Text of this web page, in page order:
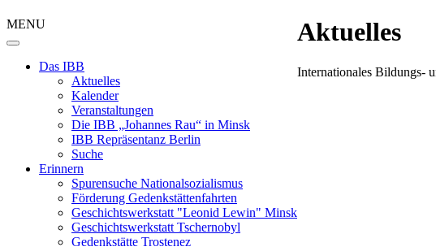
MENU
Das IBB
Aktuelles
Kalender
Veranstaltungen
Die IBB „Johannes Rau“ in Minsk
IBB Repräsentanz Berlin
Suche
Erinnern
Spurensuche Nationalsozialismus
Förderung Gedenkstättenfahrten
Geschichtswerkstatt "Leonid Lewin" Minsk
Geschichtswerkstatt Tschernobyl
Gedenkstätte Trostenez
Aktuelles
Internationales Bildungs-